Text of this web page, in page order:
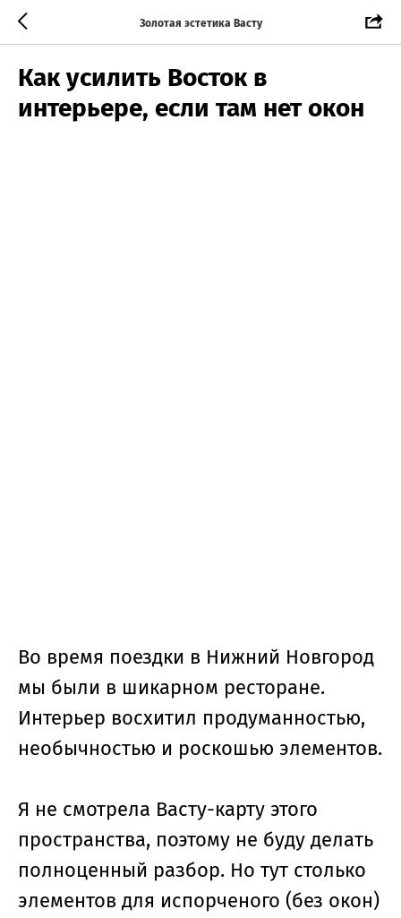
Золотая эстетика Васту
Как усилить Восток в
интерьере, если там нет окон
Во время поездки в Нижний Новгород
мы были в шикарном ресторане.
Интерьер восхитил продуманностью,
необычностью и роскошью элементов.
Я не смотрела Васту-карту этого
пространства, поэтому не буду делать
полноценный разбор. Но тут столько
элементов для испорченого (без окон)